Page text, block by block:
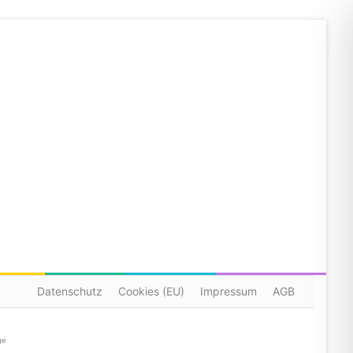
Datenschutz Cookies (EU) Impressum AGB